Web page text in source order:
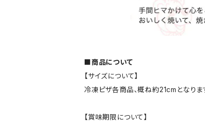
■商品について
【サイズについて】
冷凍ピザ各商品、概ね約21cmとなりま
【賞味期限について】